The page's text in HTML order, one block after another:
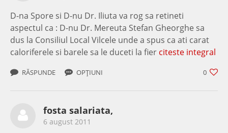
D-na Spore si D-nu Dr. Iliuta va rog sa retineti
aspectul ca : D-nu Dr. Mereuta Stefan Gheorghe sa
dus la Consiliul Local Vilcele unde a spus ca ati carat
caloriferele si barele sa le duceti la fier citeste integral
0
RĂSPUNDE OPȚIUNI
fosta salariata,
6 august 2011